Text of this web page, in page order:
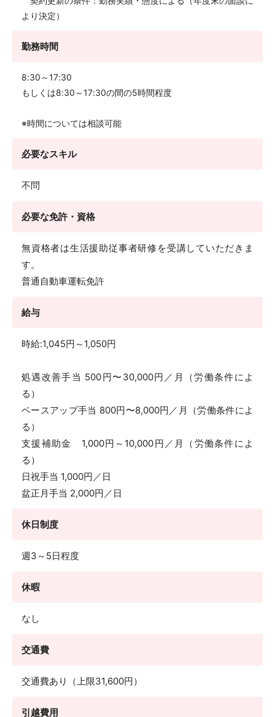
より決定）
勤務時間
8:30～17:30
もしくは8:30～17:30の間の5時間程度
※時間については相談可能
必要なスキル
不問
必要な免許・資格
無資格者は生活援助従事者研修を受講していただきま
す。
普通自動車運転免許
給与
時給:1,045円～1,050円
処遇改善手当 500円〜30,000円／月（労働条件によ
る）
ベースアップ手当 800円〜8,000円／月（労働条件によ
る）
支援補助金 1,000円～10,000円／月（労働条件によ
る）
日祝手当 1,000円／日
盆正月手当 2,000円／日
休日制度
週3～5日程度
休暇
なし
交通費
交通費あり（上限31,600円）
引越費用